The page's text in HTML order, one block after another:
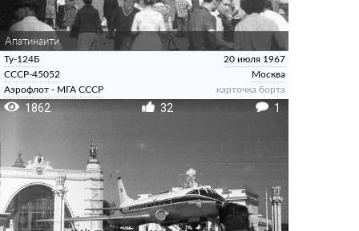
Апатинаити
Ту-124Б
СССР-45052
Аэрофлот - МГА СССР
20 июля 1967
Москва
карточка борта
1862 32 1